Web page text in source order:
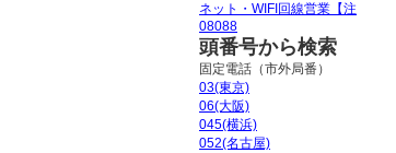
ネット・WIFI回線営業【注
08088
頭番号から検索
固定電話（市外局番）
03(東京)
06(大阪)
045(横浜)
052(名古屋)